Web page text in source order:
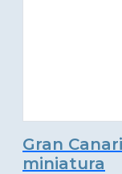
Gran
miniatura